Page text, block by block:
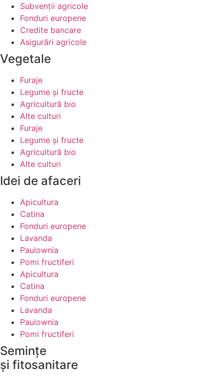
Subvenții agricole
Fonduri europene
Credite bancare
Asigurări agricole
Vegetale
Furaje
Legume şi fructe
Agricultură bio
Alte culturi
Furaje
Legume şi fructe
Agricultură bio
Alte culturi
Idei de afaceri
Apicultura
Catina
Fonduri europene
Lavanda
Paulownia
Pomi fructiferi
Apicultura
Catina
Fonduri europene
Lavanda
Paulownia
Pomi fructiferi
Semințe
și fitosanitare